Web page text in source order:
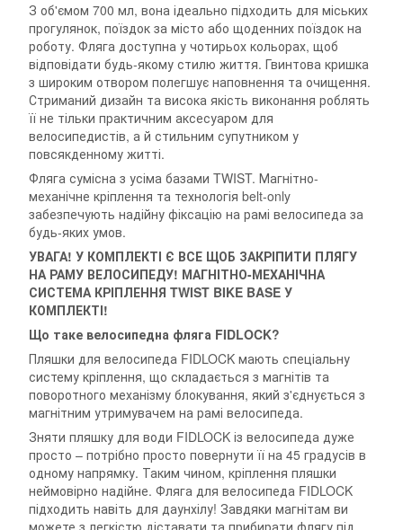
З об'ємом 700 мл, вона ідеально підходить для міських
прогулянок, поїздок за місто або щоденних поїздок на
роботу. Фляга доступна у чотирьох кольорах, щоб
відповідати будь-якому стилю життя. Гвинтова кришка
з широким отвором полегшує наповнення та очищення.
Стриманий дизайн та висока якість виконання роблять
її не тільки практичним аксесуаром для
велосипедистів, а й стильним супутником у
повсякденному житті.
Фляга сумісна з усіма базами TWIST. Магнітно-
механічне кріплення та технологія belt-only
забезпечують надійну фіксацію на рамі велосипеда за
будь-яких умов.
УВАГА! У КОМПЛЕКТІ Є ВСЕ ЩОБ ЗАКРІПИТИ ПЛЯГУ
НА РАМУ ВЕЛОСИПЕДУ! МАГНІТНО-МЕХАНІЧНА
СИСТЕМА КРІПЛЕННЯ TWIST BIKE BASE У
КОМПЛЕКТІ!
Що таке велосипедна фляга FIDLOCK?
Пляшки для велосипеда FIDLOCK мають спеціальну
систему кріплення, що складається з магнітів та
поворотного механізму блокування, який з'єднується з
магнітним утримувачем на рамі велосипеда.
Зняти пляшку для води FIDLOCK із велосипеда дуже
просто – потрібно просто повернути її на 45 градусів в
одному напрямку. Таким чином, кріплення пляшки
неймовірно надійне. Фляга для велосипеда FIDLOCK
підходить навіть для даунхілу! Завдяки магнітам ви